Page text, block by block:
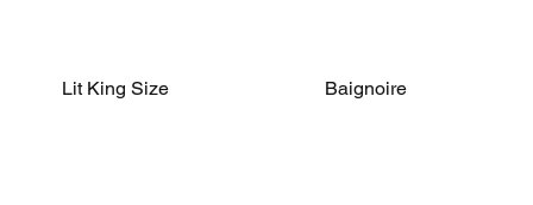
Lit King Size Baignoire